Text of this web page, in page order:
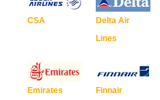
CSA
Delta Air
Lines
Emirates Finnair